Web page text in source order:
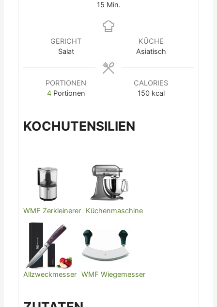
15 Min.
GERICHT
Salat
KÜCHE
Asiatisch
PORTIONEN
4 Portionen
CALORIES
150 kcal
KOCHUTENSILIEN
WMF Zerkleinerer Küchenmaschine
Allzweckmesser WMF Wiegemesser